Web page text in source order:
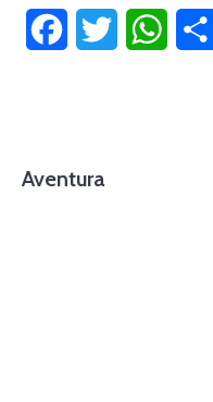
FacebookTwitter
Aventura